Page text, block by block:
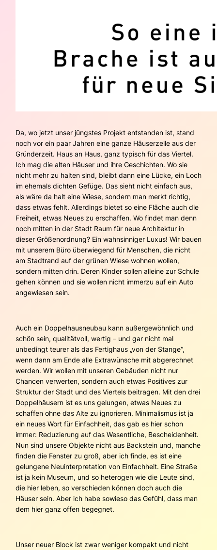
Da, wo jetzt unser jüngstes Projekt entstanden ist, stand
noch vor ein paar Jahren eine ganze Häuserzeile aus der
Gründerzeit. Haus an Haus, ganz typisch für das Viertel.
Ich mag die alten Häuser und ihre Geschichten. Wo sie
nicht mehr zu halten sind, bleibt dann eine Lücke, ein Loch
im ehemals dichten Gefüge. Das sieht nicht einfach aus,
als wäre da halt eine Wiese, sondern man merkt richtig,
dass etwas fehlt. Allerdings bietet so eine Fläche auch die
Freiheit, etwas Neues zu erschaffen. Wo findet man denn
noch mitten in der Stadt Raum für neue Architektur in
dieser Größenordnung? Ein wahnsinniger Luxus! Wir bauen
mit unserem Büro überwiegend für Menschen, die nicht
am Stadtrand auf der grünen Wiese wohnen wollen,
sondern mitten drin. Deren Kinder sollen alleine zur Schule
gehen können und sie wollen nicht immerzu auf ein Auto
angewiesen sein.
Auch ein Doppelhausneubau kann außergewöhnlich und
schön sein, qualitätvoll, wertig – und gar nicht mal
unbedingt teurer als das Fertighaus „von der Stange“,
wenn dann am Ende alle Extrawünsche mit abgerechnet
werden. Wir wollen mit unseren Gebäuden nicht nur
Chancen verwerten, sondern auch etwas Positives zur
Struktur der Stadt und des Viertels beitragen. Mit den drei
Doppelhäusern ist es uns gelungen, etwas Neues zu
schaffen ohne das Alte zu ignorieren. Minimalismus ist ja
ein neues Wort für Einfachheit, das gab es hier schon
immer: Reduzierung auf das Wesentliche, Bescheidenheit.
Nun sind unsere Objekte nicht aus Backstein und, manche
finden die Fenster zu groß, aber ich finde, es ist eine
gelungene Neuinterpretation von Einfachheit. Eine Straße
ist ja kein Museum, und so heterogen wie die Leute sind,
die hier leben, so verschieden können doch auch die
Häuser sein. Aber ich habe sowieso das Gefühl, dass man
dem hier ganz offen begegnet.
Unser neuer Block ist zwar weniger kompakt und nicht